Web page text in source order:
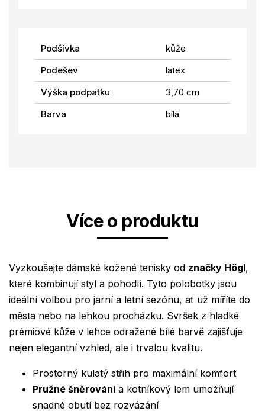
Podšívka
kůže
Podešev
latex
Výška podpatku
3,70 cm
Barva
bílá
Více o produktu
Vyzkoušejte dámské kožené tenisky od značky Högl,
které kombinují styl a pohodlí. Tyto polobotky jsou
ideální volbou pro jarní a letní sezónu, ať už míříte do
města nebo na lehkou procházku. Svršek z hladké
prémiové kůže v lehce odražené bílé barvě zajišťuje
nejen elegantní vzhled, ale i trvalou kvalitu.
Prostorný kulatý střih pro maximální komfort
Pružné šněrovánía kotníkový lem umožňují
snadné obutí bez rozvázání